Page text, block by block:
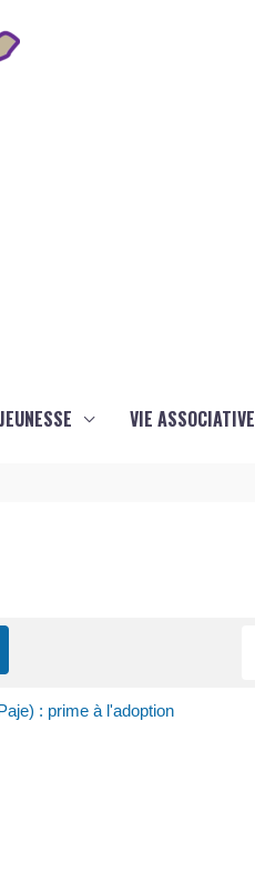
VIE ASSOCIATIVE
: prime à l'adoption